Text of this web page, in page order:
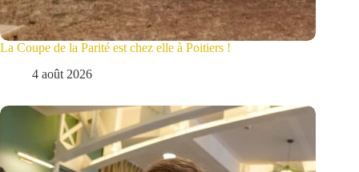
La Coupe de la Parité est chez elle à Poitiers !
4 août 2026